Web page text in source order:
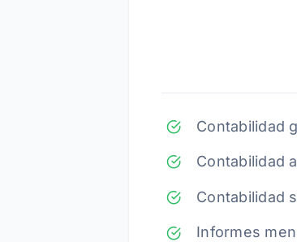
Contabilidad
Contabilidad
Contabilidad
Informes